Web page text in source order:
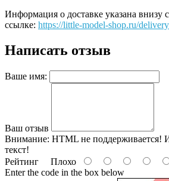
Информация о доставке указана внизу
ссылке: https://little-model-shop.ru/delivery
Написать отзыв
Ваше имя:
Ваш отзыв
Внимание: HTML не поддерживается!
текст!
Рейтинг Плохо
Enter the code in the box below